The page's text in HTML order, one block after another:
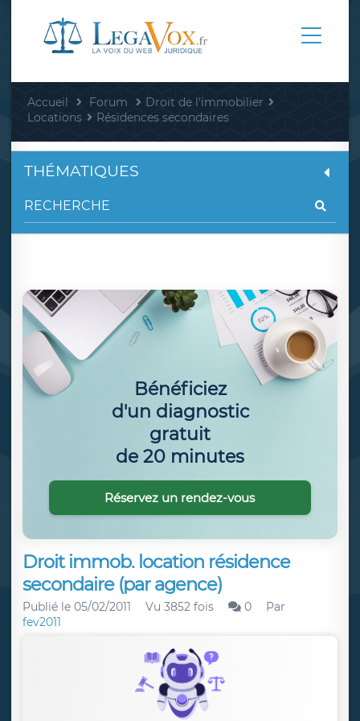
Accueil Forum
Droit de l'immobilier
Locations
Résidences secondaires
Droit immob. location résidence
secondaire (par agence)
Publié le 05/02/2011 Vu 3852 fois 0
Par
fev2011
THÉMATIQUES
Bénéficiez
d'un diagnostic
gratuit
de 20 minutes
Réservez un rendez-vous